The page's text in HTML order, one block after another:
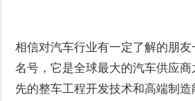
相信对汽车行业有一定了解的朋
名号，它是全球最大的汽车供应
先的整车工程开发技术和高端制